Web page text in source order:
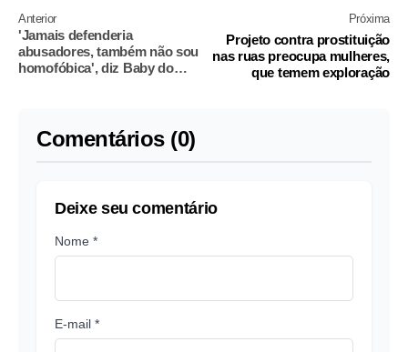
Anterior
'Jamais defenderia
abusadores, também não sou
homofóbica', diz Baby do
Próxima
Projeto contra prostituição
nas ruas preocupa mulheres,
que temem exploração
Comentários (0)
Deixe seu comentário
Nome *
E-mail *